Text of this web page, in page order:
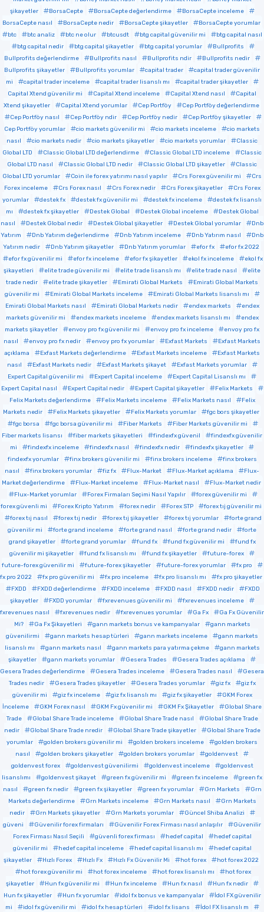
şikayetler
BorsaCepte BorsaCepte değerlendirme
BorsaCepte inceleme
BorsaCepte nasıl
BorsaCepte nedir BorsaCepte şikayetler
BorsaCepte yorumlar
btc
btc analiz btc ne olur btcusdt btg capital güvenilir mi
btg capital nasıl
btg capital nedir
btg capital şikayetler btg capital yorumlar
Bullprofits
Bullprofits değerlendirme
Bullprofits nasıl Bullprofits ndir
Bullprofits nedir
Bullprofits şikayetler
Bullprofits yorumlar capital trader
capital trader güvenilir
mi
capital trader inceleme capital trader lisanslı mı
capital trader şikayetler
Capital Xtend güvenilir mi
Capital Xtend inceleme Capital Xtend nasıl
Capital
Xtend şikayetler
Capital Xtend yorumlar Cep Portföy
Cep Portföy değerlendirme
Cep Portföy nasıl
Cep Portföy ndir Cep Portföy nedir
Cep Portföy şikayetler
Cep Portföy yorumlar
cio markets güvenilir mi cio markets inceleme
cio markets
nasıl
cio markets nedir cio markets şikayetler cio markets yorumlar
Classic
Global LTD
Classic Global LTD değerlendirme Classic Global LTD inceleme
Classic
Global LTD nasıl
Classic Global LTD nedir Classic Global LTD şikayetler
Classic
Global LTD yorumlar
Coin ile forex yatırımı nasıl yapılır Crs Forex güvenilir mi
Crs
Forex inceleme
Crs Forex nasıl Crs Forex nedir Crs Forex şikayetler
Crs Forex
yorumlar
destek fx destek fx güvenilir mi destek fx inceleme
destek fx lisanslı
mı
destek fx şikayetler Destek Global Destek Global inceleme
Destek Global
nasıl
Destek Global nedir Destek Global şikayetler Destek Global yorumlar
Dnb
Yatırım
Dnb Yatırım değerlendirme Dnb Yatırım inceleme Dnb Yatırım nasıl
Dnb
Yatırım nedir
Dnb Yatırım şikayetler Dnb Yatırım yorumlar efor fx
efor fx 2022
efor fx güvenilir mi
efor fx inceleme efor fx şikayetler ekol fx inceleme
ekol fx
şikayetleri
elite trade güvenilir mi elite trade lisanslı mı elite trade nasıl
elite
trade nedir
elite trade şikayetler Emirati Global Markets
Emirati Global Markets
güvenilir mi
Emirati Global Markets inceleme
Emirati Global Markets lisanslı mı
Emirati Global Markets nasıl
Emirati Global Markets nedir endex markets
endex
markets güvenilir mi
endex markets inceleme endex markets lisanslı mı
endex
markets şikayetler
envoy pro fx güvenilir mi envoy pro fx inceleme
envoy pro fx
nasıl
envoy pro fx nedir envoy pro fx yorumlar Exfast Markets
Exfast Markets
açıklama
Exfast Markets değerlendirme Exfast Markets inceleme
Exfast Markets
nasıl
Exfast Markets nedir Exfast Markets şikayet
Exfast Markets yorumlar
Expert Capital güvenilir mi
Expert Capital inceleme
Expert Capital Lisanslı mı
Expert Capital nasıl
Expert Capital nedir Expert Capital şikayetler
Felix Markets
Felix Markets değerlendirme
Felix Markets inceleme Felix Markets nasıl
Felix
Markets nedir
Felix Markets şikayetler Felix Markets yorumlar
fgc bors şikayetler
fgc borsa
fgc borsa güvenilir mi Fiber Markets
Fiber Markets güvenilir mi
Fiber markets lisansı
fiber markets şikayetleri findexfx güvenil
findexfx güvenilir
mi
findexfx inceleme findexfx nasıl findexfx nedir
findexfx şikayetler
findexfx yorumlar
finx brokers güvenilir mi finx brokers inceleme
finx brokers
nasıl
finx brokers yorumlar fiz fx Flux-Market Flux-Market açıklama
Flux-
Market değerlendirme
Flux-Market inceleme Flux-Market nasıl
Flux-Market nedir
Flux-Market yorumlar
Forex Firmaları Seçimi Nasıl Yapılır
forex güvenilir mi
forex güvenli mi
Forex Kripto Yatırım forex nedir Forex STP
forex tıj güvenilir mi
forex tıj nasıl
forex tıj nedir forex tıj şikayetler forex tıj yorumlar
forte grand
güvenilir mi
forte grand inceleme forte grand nasıl forte grand nedir
forte
grand şikayetler
forte grand yorumlar fund fx fund fx güvenilir mi
fund fx
güvenilir mi şikayetler
fund fx lisanslı mı fund fx şikayetler
future-forex
future-forex güvenilir mi
future-forex şikayetler future-forex yorumlar
fx pro
fx pro 2022
fx pro güvenilir mi fx pro inceleme fx pro lisanslı mı
fx pro şikayetler
FXDD
FXDD değerlendirme FXDD inceleme FXDD nasıl FXDD nedir
FXDD
şikayetler
FXDD yorumlar fxrevenues güvenilir mi
fxrevenues inceleme
fxrevenues nasıl
fxrevenues nedir fxrevenues yorumlar Ga Fx
Ga Fx Güvenilir
Mi?
Ga Fx Şikayetleri gann markets bonus ve kampanyalar
gann markets
güvenilirmi
gann markets hesap türleri gann markets inceleme
gann markets
lisanslı mı
gann markets nasıl gann markets para yatırma çekme
gann markets
şikayetler
gann markets yorumlar Gesera Trades
Gesera Trades açıklama
Gesera Trades değerlendirme
Gesera Trades inceleme Gesera Trades nasıl
Gesera
Trades nedir
Gesera Trades şikayetler Gesera Trades yorumlar giz fx
giz fx
güvenilir mi
giz fx inceleme giz fx lisanslı mı giz fx şikayetler
GKM Forex
İnceleme
GKM Forex nasıl GKM Fx güvenilir mi GKM Fx Şikayetler
Global Share
Trade
Global Share Trade inceleme Global Share Trade nasıl
Global Share Trade
nedir
Global Share Trade nredir Global Share Trade şikayetler
Global Share Trade
yorumlar
golden brokers güvenilir mi golden brokers inceleme
golden brokers
nasıl
golden brokers şikayetler golden brokers yorumlar
goldenvest
goldenvest forex
goldenvest güvenilirmi goldenvest inceleme
goldenvest
lisanslımı
goldenvest şikayet green fx güvenilir mi green fx inceleme
green fx
nasıl
green fx nedir green fx şikayetler green fx yorumlar Grn Markets
Grn
Markets değerlendirme
Grn Markets inceleme Grn Markets nasıl
Grn Markets
nedir
Grn Markets şikayetler Grn Markets yorumlar
Güncel Shiba Analizi
güveni
Güvenilir forex firmaları Güvenilir Forex Firması nasıl anlaşılır
Güvenilir
Forex Firması Nasıl Seçili
güvenli forex firması hedef capital
hedef capital
güvenilir mi
hedef capital inceleme hedef capital lisanslı mı
hedef capital
şikayetler
Hızlı Forex Hızlı Fx Hızlı Fx Güvenilir Mi hot forex
hot forex 2022
hot forex güvenilir mi
hot forex inceleme hot forex lisanslı mı
hot forex
şikayetler
Hun fx güvenilir mi Hun fx inceleme Hun fx nasıl
Hun fx nedir
Hun fx şikayetler
Hun fx yorumlar idol fx bonus ve kampanyalar
İdol FX güvenilir
mi
idol fx güvenilir mi idol fx hesap türleri idol fx lisans
İdol FX lisanslı m